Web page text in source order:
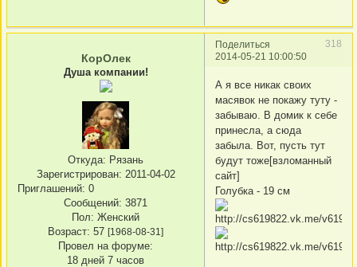
Поделиться
318
2014-05-21 10:00:50
КорОлек
Душа компании!
Откуда: Рязань
Зарегистрирован: 2011-04-02
Приглашений: 0
Сообщений: 3871
Пол: Женский
Возраст: 57 [1968-08-31]
Провел на форуме:
18 дней 7 часов
А я все никак своих
масявок не покажу туту -
забываю. В домик к себе
принесла, а сюда
забыла. Вот, пусть тут
будут тоже[взломанный
сайт]
Голубка - 19 см